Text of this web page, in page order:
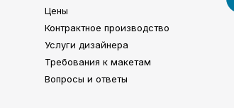
Цены
Контрактное производство
Услуги дизайнера
Требования к макетам
Вопросы и ответы